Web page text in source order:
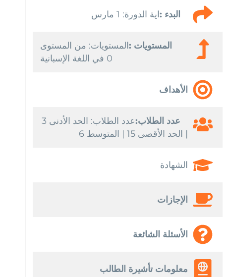
البدء :اية الدورة: 1 مارس
المستويات :المستويات: من المستوى
0 في اللغة الإسبانية
الأهداف
عدد الطلاب:
عدد الطلاب: الحد الأدنى 3
| الحد الأقصى 15 | المتوسط 6
الشهادة
الإجازات
الأسئلة الشائعة
معلومات تأشيرة الطالب